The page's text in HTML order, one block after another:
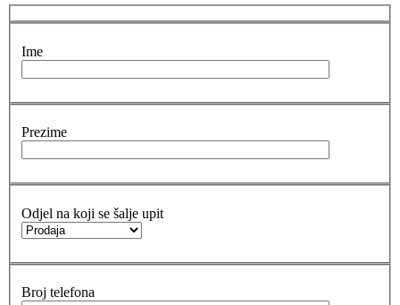
Ime
Prezime
Odjel na koji se šalje upit
Broj telefona